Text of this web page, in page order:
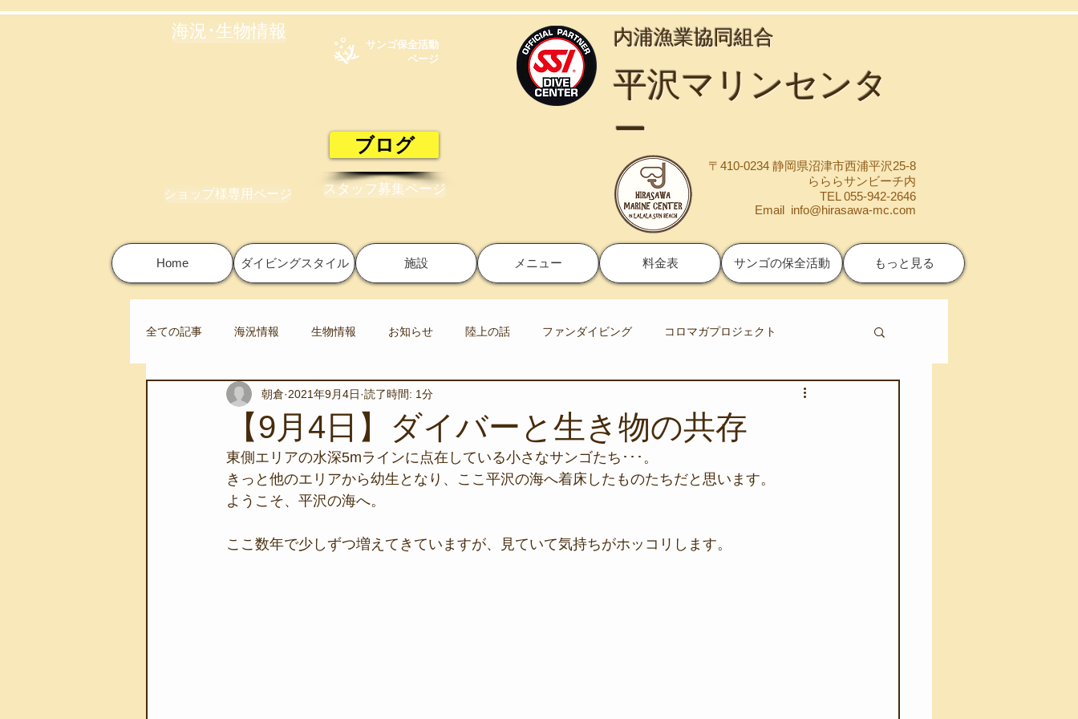
海況･生物情報
サンゴ保全活動​
ページ
ブログ
ショップ様専用ページ スタッフ募集ページ
​内浦漁業協同組合
​平沢マリンセンタ
ー
〒410-0234 静岡県沼津市西浦平沢25-8
らららサンビーチ内
TEL 055-942-2646
Email info@hirasawa-mc.com
Home ダイビングスタイル 施設 メニュー 料金表 サンゴの保全活動 もっと見る
全ての記事 海況情報 生物情報 お知らせ 陸上の話 ファンダイビング コロマガプロジェクト
スノーケリングツアー 自然環境保全 ワカメの養殖 アカモク養殖実験
伊豆半島ジオパーク サンゴの保全活動 取材 作業潜水 いつもとは違う業務
【9月4日】ダイバーと生き物の共存
朝倉 2021年9月4日 読了時間: 1分
東側エリアの水深5mラインに点在している小さなサンゴたち･･･。
きっと他のエリアから幼生となり、ここ平沢の海へ着床したものたちだと思います。
ようこそ、平沢の海へ。
ここ数年で少しずつ増えてきていますが、見ていて気持ちがホッコリします。